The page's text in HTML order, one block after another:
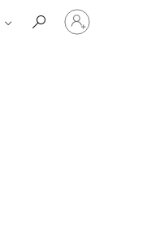
Hesabınızda
oturum
açın